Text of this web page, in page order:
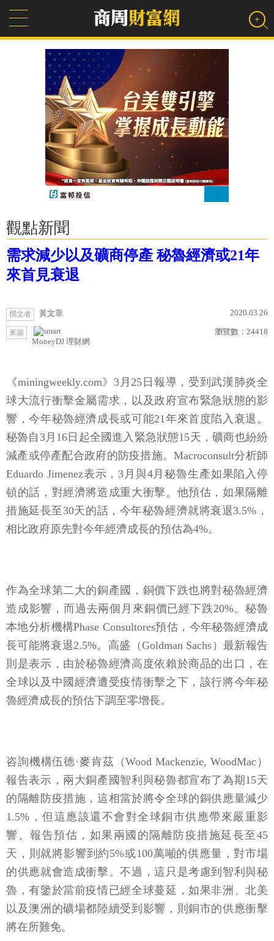
觀點新聞
需求減少以及礦商停產 秘魯經濟或21年
來首見衰退
撰文者 黃文章 2020.03.26
來源
MoneyDJ 理財網
瀏覽數： 24418
《miningweekly.com》3月25日報導，受到武漢肺炎全
球大流行衝擊金屬需求，以及政府宣布緊急狀態的影
響，今年秘魯經濟成長或可能21年來首度陷入衰退。
秘魯自3月16日起全國進入緊急狀態15天，礦商也紛紛
減產或停產配合政府的防疫措施。Macroconsult分析師
Eduardo Jimenez表示，3月與4月秘魯生產如果陷入停
頓的話，對經濟將造成重大衝擊。他預估，如果隔離
措施延長至30天的話，今年秘魯經濟就將衰退3.5%，
相比政府原先對今年經濟成長的預估為4%。
作為全球第二大的銅產國，銅價下跌也將對秘魯經濟
造成影響，而過去兩個月來銅價已經下跌20%。秘魯
本地分析機構Phase Consultores預估，今年秘魯經濟成
長可能將衰退2.5%。高盛（Goldman Sachs）最新報告
則是表示，由於秘魯經濟高度依賴於商品的出口，在
全球以及中國經濟遭受疫情衝擊之下，該行將今年秘
魯經濟成長的預估下調至零增長。
咨詢機構伍德·麥肯茲（Wood Mackenzie, WoodMac）
報告表示，兩大銅產國智利與秘魯都宣布了為期15天
的隔離防疫措施，這相當於將令全球的銅供應量減少
1.5%，但這應該還不會對全球銅市供應帶來嚴重影
響。報告預估，如果兩國的隔離防疫措施延長至45
天，則就將影響到約5%或100萬噸的供應量，對市場
的供應就會造成衝擊。不過，這只是考慮到智利與秘
魯，有鑒於當前疫情已經全球蔓延，如果非洲、北美
以及澳洲的礦場都陸續受到影響，則銅市的供應衝擊
將在所難免。